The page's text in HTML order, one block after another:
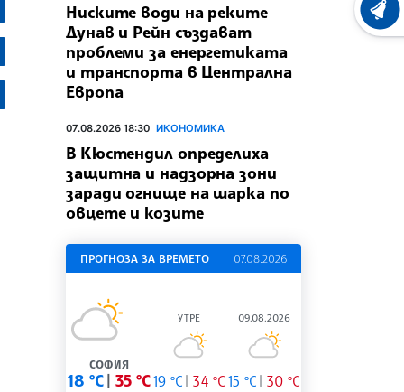
Ниските води на реките
Дунав и Рейн създават
проблеми за енергетиката
и транспорта в Централна
Европа
07.08.2026 18:30 ИКОНОМИКА
В Кюстендил определиха
защитна и надзорна зони
заради огнище на шарка по
овцете и козите
ПРОГНОЗА ЗА ВРЕМЕТО 07.08.2026
СОФИЯ
18 °C 35 °C
УТРЕ
19 °C 34 °C
09.08.2026
15 °C 30 °C